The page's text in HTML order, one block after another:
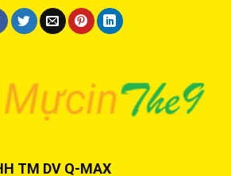
TM DV Q-MAX